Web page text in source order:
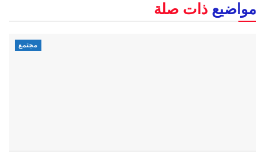
مواضيع ذات صلة
مجتمع